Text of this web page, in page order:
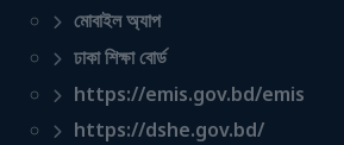
মোবাইল অ্যাপ
ঢাকা শিক্ষা বোর্ড
https://emis.gov.bd/emis
https://dshe.gov.bd/